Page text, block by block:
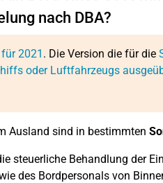
nach DBA?
2021 . Die Version die für die
oder Luftfahrzeugs
Ausland sind in bestimmten
steuerliche Behandlung der
des Bordpersonals von